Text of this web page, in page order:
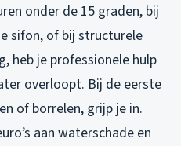
onder de 15 graden, bij
sifon, of bij structurele
heb je professionele hulp
overloopt. Bij de eerste
of borrelen, grijp je in.
aan waterschade en